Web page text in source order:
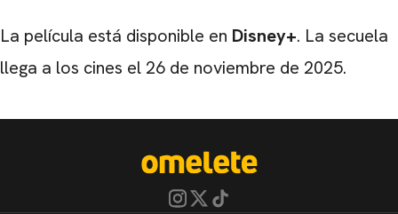
La película está disponible en Disney+. La secuela
llega a los cines el 26 de noviembre de 2025.